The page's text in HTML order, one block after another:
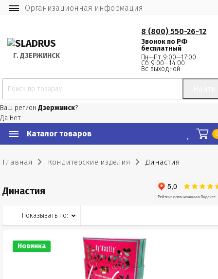
Организационная информация
Г. ДЗЕРЖИНСК
8 (800) 550-26-12
Звонок по РФ
бесплатный
Пн—Пт 9:00—17:00
Сб 9:00—14:00
Вс выходной
Ваш регион Дзержинск?
Да Нет
Каталог товаров
Главная Кондитерские изделия Династия
Династия
Показывать по:
Новинка